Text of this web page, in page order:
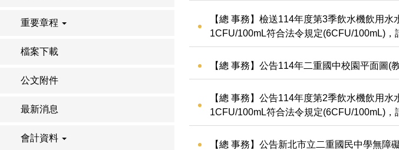
重要章程
檔案下載
公文附件
最新消息
會計資料
【總 事務】檢送114年度第3季飲水機飲用
1CFU/100mL符合法令規定(6CFU/100mL)，
【總 事務】公告114年二重國中校園平面圖(
【總 事務】公告114年度第2季飲水機飲用
1CFU/100mL符合法令規定(6CFU/100mL)，
【總 事務】公告新北市立二重國民中學無障